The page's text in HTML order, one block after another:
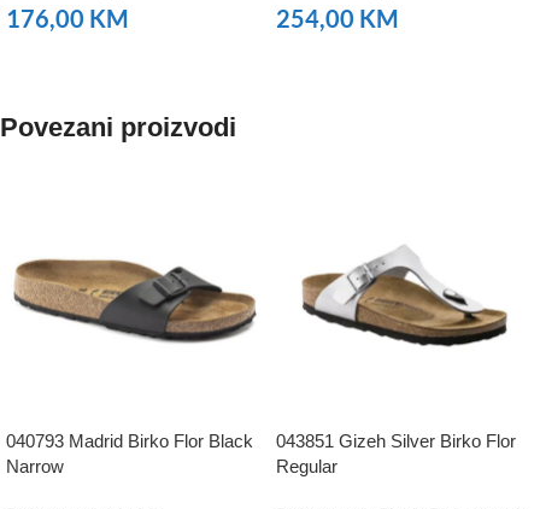
176,00 KM 254,00 KM
Povezani proizvodi
040793 Madrid Birko Flor Black
Narrow
043851 Gizeh Silver Birko Flor
Regular